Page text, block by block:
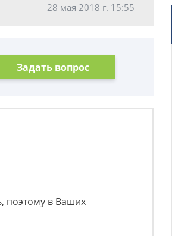
28 мая 2018 г. 15:55
Задать вопрос
поэтому в Ваших